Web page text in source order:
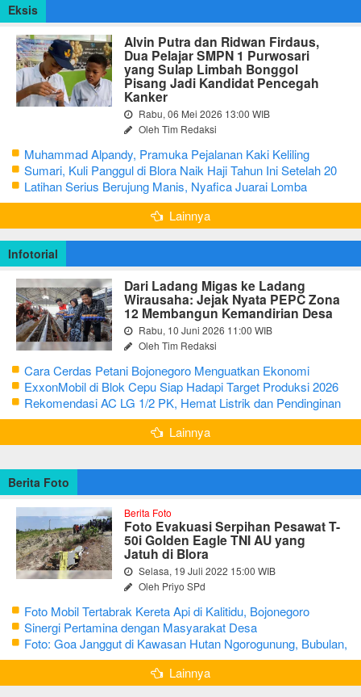
Eksis
Alvin Putra dan Ridwan Firdaus,
Dua Pelajar SMPN 1 Purwosari
yang Sulap Limbah Bonggol
Pisang Jadi Kandidat Pencegah
Kanker
Rabu, 06 Mei 2026 13:00 WIB
Oleh Tim Redaksi
Muhammad Alpandy, Pramuka Pejalanan Kaki Keliling
Nusantara dengan Misi Literasi Budaya
Sumari, Kuli Panggul di Blora Naik Haji Tahun Ini Setelah 20
Tahun Sisihkan Uang Receh
Latihan Serius Berujung Manis, Nyafica Juarai Lomba
Bertutur tentang Nilai Hidup Orang Samin
Lainnya
Infotorial
Dari Ladang Migas ke Ladang
Wirausaha: Jejak Nyata PEPC Zona
12 Membangun Kemandirian Desa
Rabu, 10 Juni 2026 11:00 WIB
Oleh Tim Redaksi
Cara Cerdas Petani Bojonegoro Menguatkan Ekonomi
Keluarga
ExxonMobil di Blok Cepu Siap Hadapi Target Produksi 2026
Rekomendasi AC LG 1/2 PK, Hemat Listrik dan Pendinginan
Maksimal
Lainnya
Berita Foto
Berita Foto
Foto Evakuasi Serpihan Pesawat T-
50i Golden Eagle TNI AU yang
Jatuh di Blora
Selasa, 19 Juli 2022 15:00 WIB
Oleh Priyo SPd
Foto Mobil Tertabrak Kereta Api di Kalitidu, Bojonegoro
Sinergi Pertamina dengan Masyarakat Desa
Foto: Goa Janggut di Kawasan Hutan Ngorogunung, Bubulan,
Bojonegoro
Lainnya